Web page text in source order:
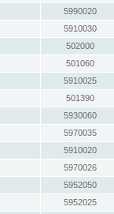
5990020
5910030
502000
501060
5910025
501390
5930060
5970035
5910020
5970026
5952050
5952025